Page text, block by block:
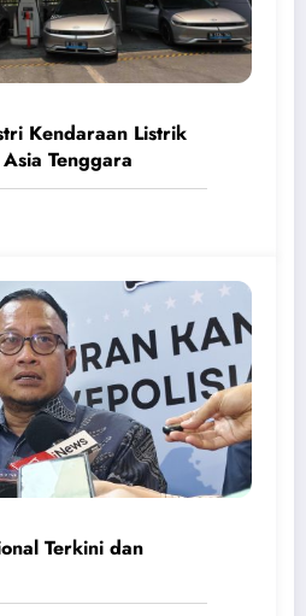
Kendaraan Listrik
Tenggara
Terkini dan